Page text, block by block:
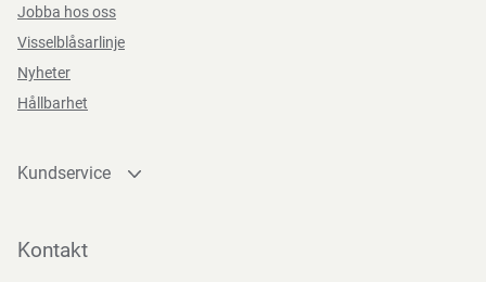
Jobba hos oss
Visselblåsarlinje
Nyheter
Hållbarhet
Kundservice
Bli kund
Kontakt